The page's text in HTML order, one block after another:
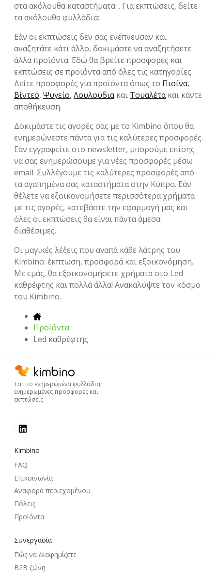
στα ακόλουθα καταστήματα: . Για εκπτώσεις, δείτε
τα ακόλουθα φυλλάδια:
Εάν οι εκπτώσεις δεν σας ενέπνευσαν και
αναζητάτε κάτι άλλο, δοκιμάστε να αναζητήσετε
άλλα προϊόντα. Εδώ θα βρείτε προσφορές και
εκπτώσεις σε προϊόντα από όλες τις κατηγορίες.
Δείτε προσφορές για προϊόντα όπως το Πισίνα,
Βίντεο, Ψυγείο, Λουλούδιακαι Τουαλέτακαι κάντε
αποθήκευση.
Δοκιμάστε τις αγορές σας με το Kimbino όπου θα
ενημερώνεστε πάντα για τις καλύτερες προσφορές.
Εάν εγγραφείτε στο newsletter, μπορούμε επίσης
να σας ενημερώσουμε για νέες προσφορές μέσω
email. Συλλέγουμε τις καλύτερες προσφορές από
τα αγαπημένα σας καταστήματα στην Κύπρο. Εάν
θέλετε να εξοικονομήσετε περισσότερα χρήματα
με τις αγορές, κατεβάστε την εφαρμογή μας και
όλες οι εκπτώσεις θα είναι πάντα άμεσα
διαθέσιμες.
Οι μαγικές λέξεις που αγαπά κάθε λάτρης του
Kimbino: έκπτωση, προσφορά και εξοικονόμηση.
Με εμάς, θα εξοικονομήσετε χρήματα στο Led
καθρέφτης και πολλά άλλα! Ανακαλύψτε τον κόσμο
του Kimbino.
Προϊόντα
Led καθρέφτης
Τα πιο ενημερωμένα φυλλάδια,
ενημερωμένες προσφορές και
εκπτώσεις
Kimbino
FAQ
Επικοινωνία
Αναφορά περιεχομένου
Πόλεις
Προϊόντα
Συνεργασία
Πώς να διαφημίζετε
B2B ζώνη